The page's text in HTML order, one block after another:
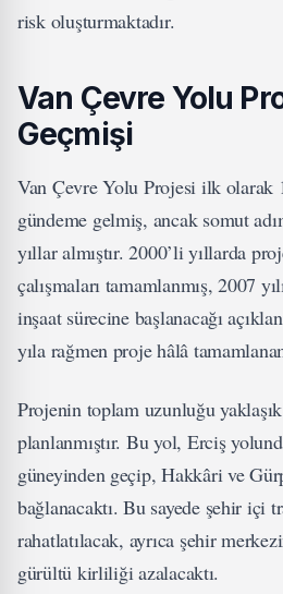
risk oluşturmaktadır.
Van Çevre Yolu
Geçmişi
Van Çevre Yolu Projesi ilk olarak
gündeme gelmiş, ancak somut
yıllar almıştır. 2000’li yıllarda
çalışmaları tamamlanmış, 2007
inşaat sürecine başlanacağı
yıla rağmen proje hâlâ
Projenin toplam uzunluğu yaklaşık
planlanmıştır. Bu yol, Erciş
güneyinden geçip, Hakkâri ve
bağlanacaktı. Bu sayede şehir içi
rahatlatılacak, ayrıca şehir
gürültü kirliliği azalacaktı.